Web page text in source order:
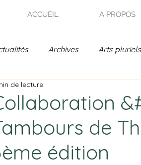
ACCUEIL A PROPOS
Archives Arts pluriels
Prix Chanson - Jardin de
Spécial 25 ans - Archives
de
édition
de lecture